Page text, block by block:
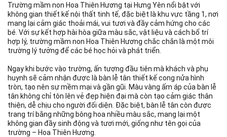
Trường mầm non Hoa Thiên Hương tại Hưng Yên nổi bật với
không gian thiết kế nội thất tinh tế, đặc biệt là khu vực tầng 1, nơi
mang lại cảm giác thoải mái, vui tươi và đầy cảm hứng cho các
bé. Với sự kết hợp hài hòa giữa màu sắc, vật liệu và cách bố trí
hợp lý, trường mầm non Hoa Thiên Hương chắc chắn là một môi
trường lý tưởng để các bé học hỏi và phát triển.
Ngay khi bước vào trường, ấn tượng đầu tiên mà khách và phụ
huynh sẽ cảm nhận được là bàn lễ tân thiết kế cong nửa hình
tròn, tạo nên sự mềm mại và gần gũi. Màu vàng ấm áp của bàn lễ
tân không chỉ tôn lên vẻ đẹp hiện đại mà còn tạo cảm giác thân
thiện, dễ chịu cho người đối diện. Đặc biệt, bàn lễ tân còn được
trang trí bằng những bông hoa nhiều màu sắc, mang lại một
không gian đầy sinh động và tươi mới, giống như tên gọi của
trường – Hoa Thiên Hương.